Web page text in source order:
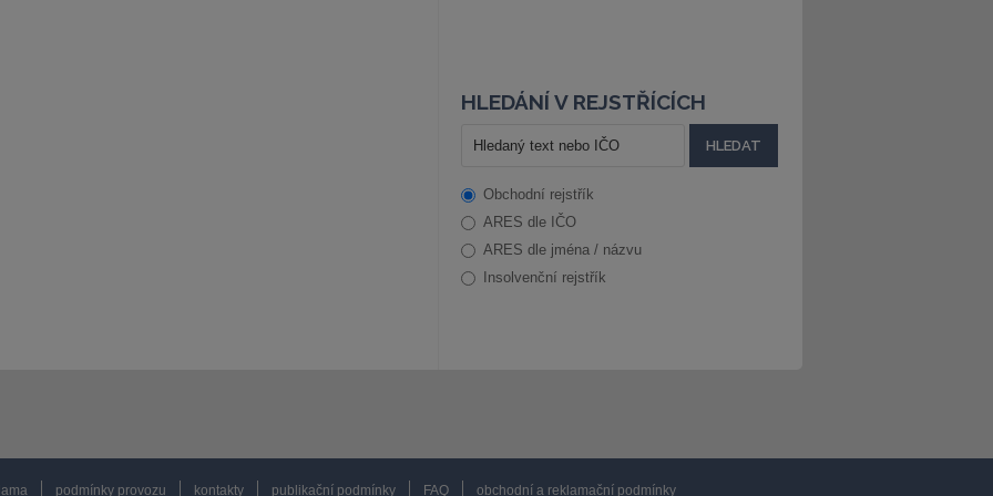
HLEDÁNÍ V REJSTŘÍCÍCH
Obchodní rejstřík
ARES dle IČO
ARES dle jména / názvu
Insolvenční rejstřík
podmínky provozu kontakty publikační podmínky FAQ obchodní a reklamační podmínky